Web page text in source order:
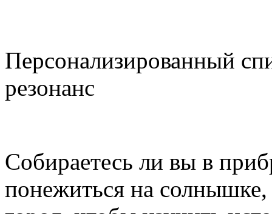
Персонализированный
резонанс
Собираетесь ли вы в
понежиться на